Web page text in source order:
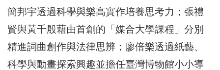
簡邦宇透過科學與樂高實作培養思考力；張禮
賢與黃千殷藉由首創的「媒合大學課程」分別
精進詞曲創作與法律思辨；廖倍樂透過紙藝、
科學與動畫探索興趣並擔任臺灣博物館小小導